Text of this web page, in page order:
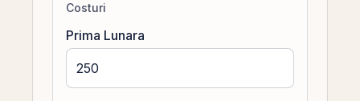
Costuri
Prima Lunara